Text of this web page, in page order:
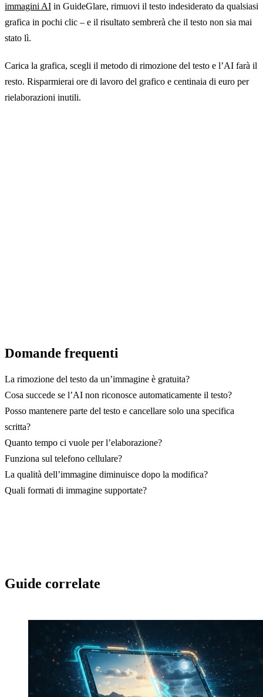
immagini AI in GuideGlare, rimuovi il testo indesiderato da qualsiasi
grafica in pochi clic – e il risultato sembrerà che il testo non sia mai
stato lì.
Carica la grafica, scegli il metodo di rimozione del testo e l’AI farà il
resto. Risparmierai ore di lavoro del grafico e centinaia di euro per
rielaborazioni inutili.
Domande frequenti
La rimozione del testo da un’immagine è gratuita?
Cosa succede se l’AI non riconosce automaticamente il testo?
Posso mantenere parte del testo e cancellare solo una specifica
scritta?
Quanto tempo ci vuole per l’elaborazione?
Funziona sul telefono cellulare?
La qualità dell’immagine diminuisce dopo la modifica?
Quali formati di immagine supportate?
Guide correlate